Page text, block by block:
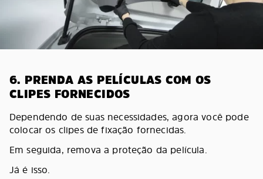
6. PRENDA AS PELÍCULAS COM OS
CLIPES FORNECIDOS
Dependendo de suas necessidades, agora você pode
colocar os clipes de fixação fornecidas.
Em seguida, remova a proteção da película.
Já é isso.